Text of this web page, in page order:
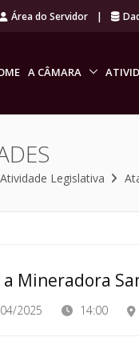
Área do Servidor |
A CÂMARA
Atividade Legislativa
Mineradora
2025 14:00